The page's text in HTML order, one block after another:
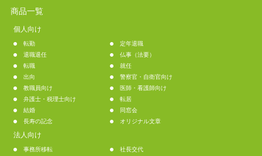
商品一覧
個人向け
転勤
定年退職
退職退任
仏事（法要）
転職
就任
出向
警察官・自衛官向け
教職員向け
医師・看護師向け
弁護士・税理士向け
転居
結婚
同窓会
長寿の記念
オリジナル文章
法人向け
事務所移転
社長交代